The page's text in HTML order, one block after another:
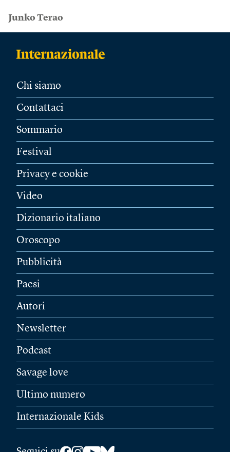
Junko Terao
Chi siamo
Contattaci
Sommario
Festival
Privacy e cookie
Video
Dizionario italiano
Oroscopo
Pubblicità
Paesi
Autori
Newsletter
Podcast
Savage love
Ultimo numero
Internazionale Kids